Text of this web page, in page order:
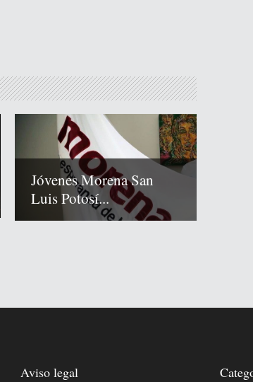
Jóvenes Morena San
Luis Potosí...
Aviso legal